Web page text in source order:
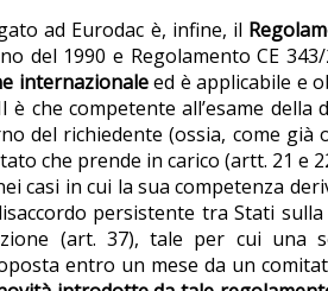
ad Eurodac è, infine, il
del 1990 e Regolamento CE
internazionaleed è applicabile e
è che competente all’esame della
del richiedente (ossia, come
che prende in carico (artt. 21 e
casi in cui la sua competenza
persistente tra Stati
(art. 37), tale per cui una
entro un mese da un